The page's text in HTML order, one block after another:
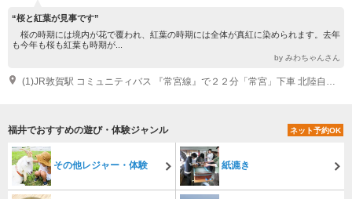
“桜と紅葉が見事です”
桜の時期には境内が花で覆われ、紅葉の時期には全体が真紅に染められます。去年
も今年も桜も紅葉も時期が...
by みわちゃんさん
(1)JR敦賀駅 コミュニティバス 『常宮線』で２２分「常宮」下車 北陸自動車道・敦賀IC 車 22分 舞鶴若狭自動車道・敦賀南SIC 車 25分
福井でおすすめの遊び・体験ジャンル ネット予約OK
その他レジャー・体験 紙漉き